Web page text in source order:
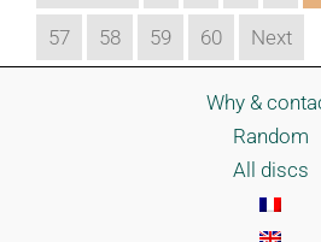
57 58 59 60 Next
Why &
Random
All discs